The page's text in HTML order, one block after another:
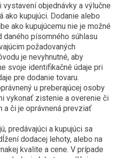
vystavení objednávky a výlučne
ako kupujúci. Dodanie alebo
ako kupujúcemu nie je možné
písomného súhlasu
požadovaných
je nevyhnutné, aby
svoje identifikačné údaje pri
pre dodanie tovaru.
u preberajúcej osoby
vykonať zistenie a overenie či
a či je oprávnená prevziať
predávajúci a kupujúci sa
dodacej lehoty, alebo na
kvalite a cene. V prípade